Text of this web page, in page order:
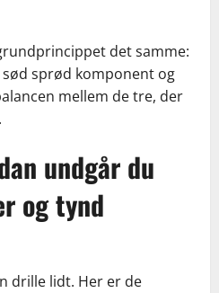
det samme:
sprød komponent og
mellem de tre, der
undgår du
og tynd
drille lidt. Her er de